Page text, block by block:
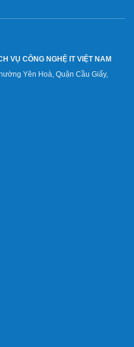
VỤ CÔNG NGHỆ IT VIỆT NAM
Yên Hoà, Quận Cầu Giấy,